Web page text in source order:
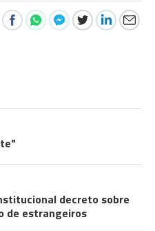
decreto sobre
de estrangeiros